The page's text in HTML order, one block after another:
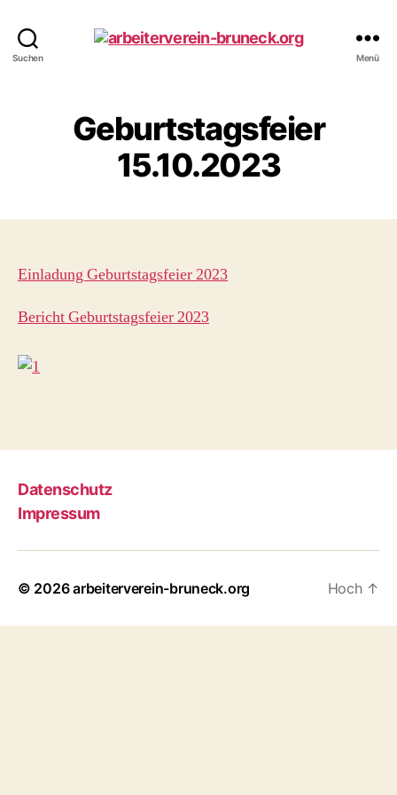
Suchen Menü
Geburtstagsfeier
15.10.2023
Einladung Geburtstagsfeier 2023
Bericht Geburtstagsfeier 2023
Datenschutz
Impressum
© 2026arbeiterverein-bruneck.org Hoch ↑